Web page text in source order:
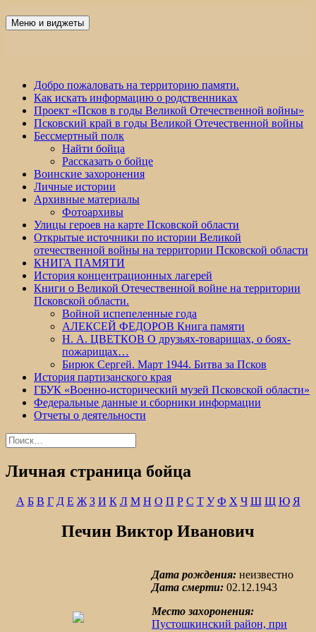
Победа 60
Меню и виджеты
Добро пожаловать на территорию памяти.
Как искать информацию о родственниках
Проект «Псков в годы Великой Отечественной войны»
Псковский край в годы Великой Отечественной войны
Бессмертный полк
Найти бойца
Рассказать о бойце
Воинские захоронения
Личные истории
Архивные материалы
Фотоархивы
Улицы героев на карте Псковской области
Открытые источники по истории Великой
отечественной войны на территории Псковской области
КНИГА ПАМЯТИ
История концентрационных лагерей
Книги о Великой Отечественной войне на территории
Псковской области.
Войной испепеленные года
АЛЕКСЕЙ ФЕДОРОВ Книга памяти
Н. А. ЦВЕТКОВ О друзьях-товарищах, о боях-
пожарищах…
Бирюк Сергей. Март 1944. Битва за Псков
История партизанского края
ГБУК «Военно-исторический музей Псковской области»
Федеральные данные и сборники информации
Отчеты о деятельности
Найти:
Личная страница бойца
А Б В Г Д Е Ж З И К Л М Н О П Р С Т У Ф Х Ч Ш Щ Ю Я
Печин Виктор Иванович
Дата рождения: неизвестно
Дата смерти: 02.12.1943
Место захоронения:
Пустошкинский район, при